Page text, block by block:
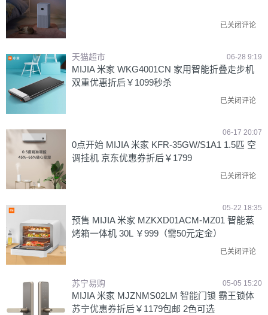
已关闭评论
天猫超市 06-28 9:19
MIJIA 米家 WKG4001CN 家用智能折叠走步机
双重优惠折后￥1099秒杀
已关闭评论
06-17 20:07
0点开始 MIJIA 米家 KFR-35GW/S1A1 1.5匹 空
调挂机 京东优惠券折后￥1799
已关闭评论
05-22 18:35
预售 MIJIA 米家 MZKXD01ACM-MZ01 智能蒸
烤箱一体机 30L ￥999（需50元定金）
已关闭评论
苏宁易购 05-05 15:20
MIJIA 米家 MJZNMS02LM 智能门锁 霸王锁体
苏宁优惠券折后￥1179包邮 2色可选